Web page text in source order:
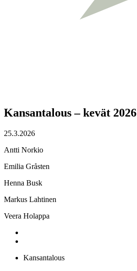
Kansantalous – kevät 2026
25.3.2026
Antti Norkio
Emilia Gråsten
Henna Busk
Markus Lahtinen
Veera Holappa
Kansantalous